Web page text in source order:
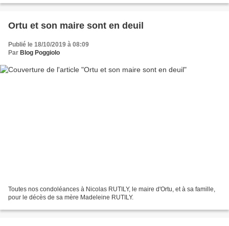
Ortu et son maire sont en deuil
Publié le 18/10/2019 à 08:09
Par Blog Poggiolo
Toutes nos condoléances à Nicolas RUTILY, le maire d'Ortu, et à sa famille,
pour le décès de sa mère Madeleine RUTILY.